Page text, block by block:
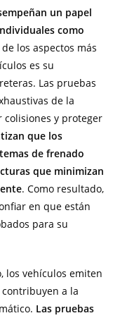
un papel
como
de los aspectos más
es su
Las pruebas
de la
y proteger
que los
de frenado
que minimizan
. Como resultado,
en que están
para su
los vehículos emiten
a la
Las pruebas